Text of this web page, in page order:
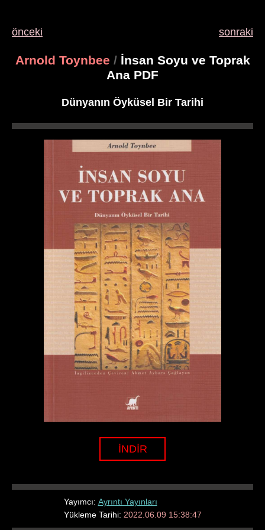
önceki sonraki
Arnold Toynbee /İnsan Soyu ve Toprak
Ana PDF
Dünyanın Öyküsel Bir Tarihi
İNDİR
Yayımcı: Ayrıntı Yayınları
Yükleme Tarihi: 2022.06.09 15:38:47